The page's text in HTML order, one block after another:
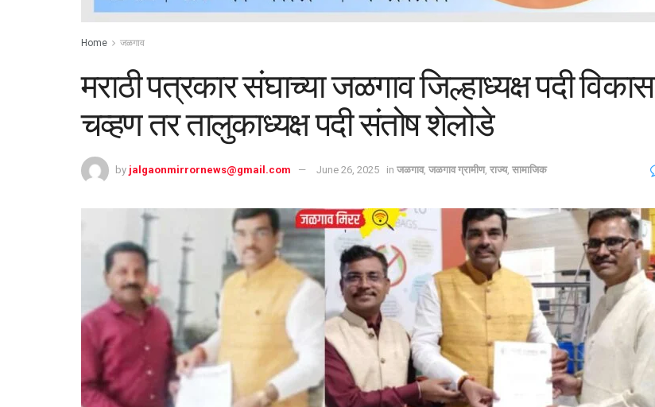
Home जळगाव
मराठी पत्रकार संघाच्या जळगाव जिल्हाध्यक्ष पदी विकास
चव्हण तर तालुकाध्यक्ष पदी संतोष शेलोडे
by jalgaonmirrornews@gmail.com June 26, 2025 in जळगाव, जळगाव ग्रामीण, राज्य, सामाजिक